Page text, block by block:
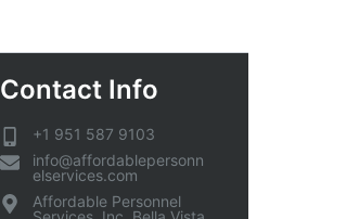
Contact Info
+1 951 587 9103
info@affordablepersonn
elservices.com
Affordable Personnel